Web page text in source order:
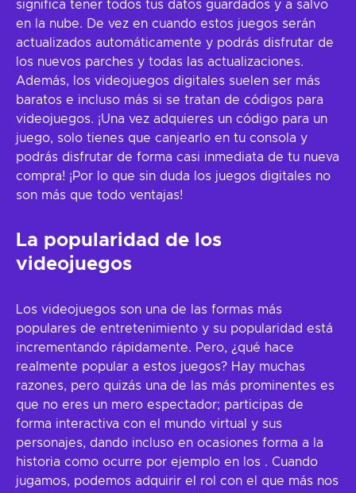
significa tener todos tus datos guardados y a salvo
en la nube. De vez en cuando estos juegos serán
actualizados automáticamente y podrás disfrutar de
los nuevos parches y todas las actualizaciones.
Además, los videojuegos digitales suelen ser más
baratos e incluso más si se tratan de códigos para
videojuegos. ¡Una vez adquieres un código para un
juego, solo tienes que canjearlo en tu consola y
podrás disfrutar de forma casi inmediata de tu nueva
compra! ¡Por lo que sin duda los juegos digitales no
son más que todo ventajas!
La popularidad de los
videojuegos
Los videojuegos son una de las formas más
populares de entretenimiento y su popularidad está
incrementando rápidamente. Pero, ¿qué hace
realmente popular a estos juegos? Hay muchas
razones, pero quizás una de las más prominentes es
que no eres un mero espectador; participas de
forma interactiva con el mundo virtual y sus
personajes, dando incluso en ocasiones forma a la
historia como ocurre por ejemplo en los . Cuando
jugamos, podemos adquirir el rol con el que más nos